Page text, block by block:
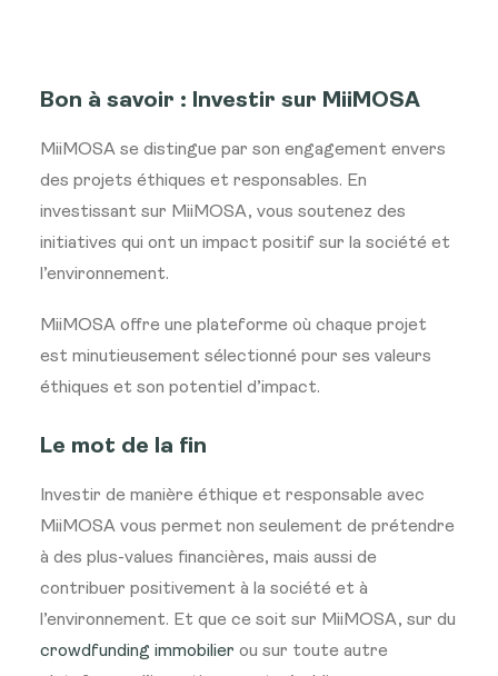
Bon à savoir : Investir sur MiiMOSA
MiiMOSA se distingue par son engagement envers
des projets éthiques et responsables. En
investissant sur MiiMOSA, vous soutenez des
initiatives qui ont un impact positif sur la société et
l’environnement.
MiiMOSA offre une plateforme où chaque projet
est minutieusement sélectionné pour ses valeurs
éthiques et son potentiel d’impact.
Le mot de la fin
Investir de manière éthique et responsable avec
MiiMOSA vous permet non seulement de prétendre
à des plus-values financières, mais aussi de
contribuer positivement à la société et à
l’environnement. Et que ce soit sur MiiMOSA, sur du
crowdfunding immobilier ou sur toute autre